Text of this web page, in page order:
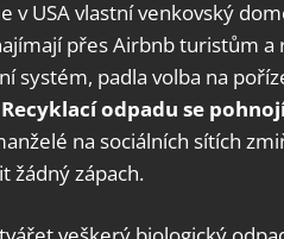
v USA vlastní venkovský
přes Airbnb turistům
systém, padla volba na
Recyklací odpadu se
na sociálních sítích
žádný zápach.